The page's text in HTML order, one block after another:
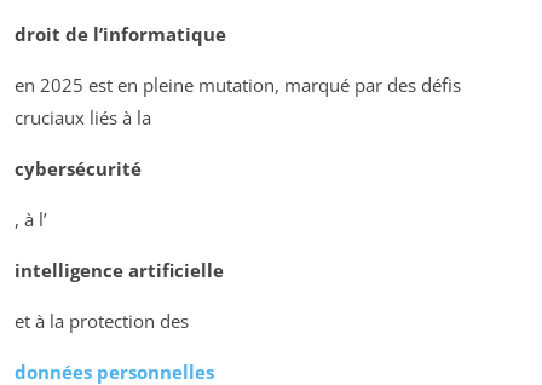
droit de l’informatique
en 2025 est en pleine mutation, marqué par des défis
cruciaux liés à la
cybersécurité
, à l’
intelligence artificielle
et à la protection des
données personnelles